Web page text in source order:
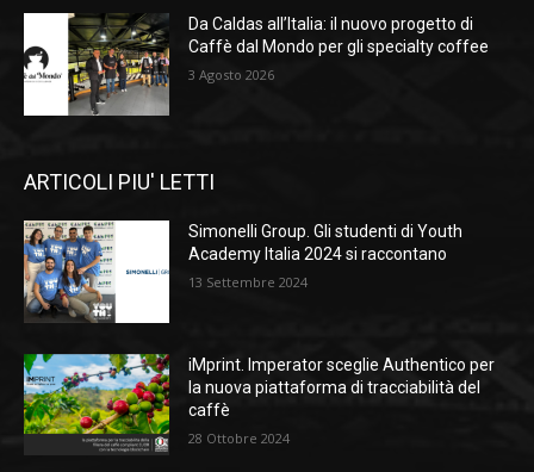
Da Caldas all’Italia: il nuovo progetto di
Caffè dal Mondo per gli specialty coffee
3 Agosto 2026
ARTICOLI PIU' LETTI
Simonelli Group. Gli studenti di Youth
Academy Italia 2024 si raccontano
13 Settembre 2024
iMprint. Imperator sceglie Authentico per
la nuova piattaforma di tracciabilità del
caffè
28 Ottobre 2024